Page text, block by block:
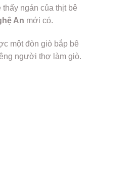
ngán của thịt bê
An mới có.
một đòn giò bắp bê
người thợ làm giò.